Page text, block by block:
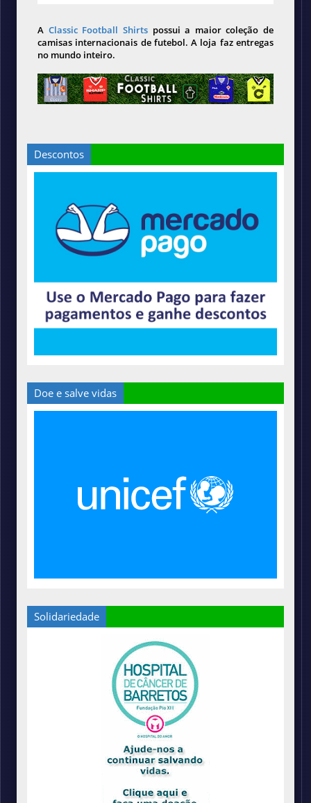
A Classic Football Shirts possui a maior coleção de
camisas internacionais de futebol. A loja faz entregas
no mundo inteiro.
Descontos
Doe e salve vidas
Solidariedade